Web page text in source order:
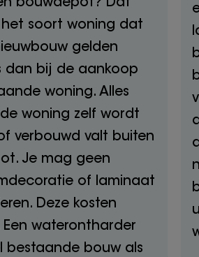
soort woning dat
gelden
dan bij de aankoop
woning. Alles
woning zelf wordt
verbouwd valt buiten
Je mag geen
of laminaat
Deze kosten
waterontharder
bestaande bouw als